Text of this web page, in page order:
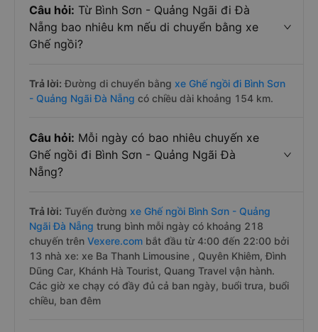
Câu hỏi: Từ Bình Sơn - Quảng Ngãi đi Đà
Nẵng bao nhiêu km nếu di chuyển bằng xe
Ghế ngồi?
Trả lời: Đường di chuyển bằng xe Ghế ngồi đi Bình Sơn
- Quảng Ngãi Đà Nẵng có chiều dài khoảng 154 km.
Câu hỏi: Mỗi ngày có bao nhiêu chuyến xe
Ghế ngồi đi Bình Sơn - Quảng Ngãi Đà
Nẵng?
Trả lời: Tuyến đường xe Ghế ngồi Bình Sơn - Quảng
Ngãi Đà Nẵng trung bình mỗi ngày có khoảng 218
chuyến trên Vexere.com bắt đầu từ 4:00 đến 22:00 bởi
13 nhà xe: xe Ba Thanh Limousine , Quyên Khiêm, Đình
Dũng Car, Khánh Hà Tourist, Quang Travel vận hành.
Các giờ xe chạy có đầy đủ cả ban ngày, buổi trưa, buổi
chiều, ban đêm